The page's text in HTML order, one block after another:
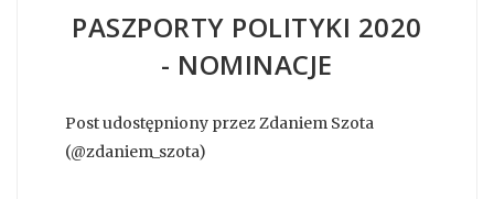
PASZPORTY POLITYKI 2020
- NOMINACJE
Post udostępniony przez Zdaniem Szota
(@zdaniem_szota)